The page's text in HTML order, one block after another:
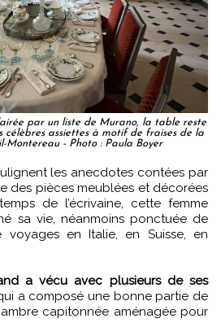
par un liste de Murano, la table reste
célèbres assiettes à motif de fraises de la
Montereau - Photo : Paula Boyer
des pièces meublées et décorées
de l’écrivaine, cette femme
sa vie, néanmoins ponctuée de
en Italie, en Suisse, en
a vécu avec plusieurs de ses
a composé une bonne partie de
capitonnée aménagée pour